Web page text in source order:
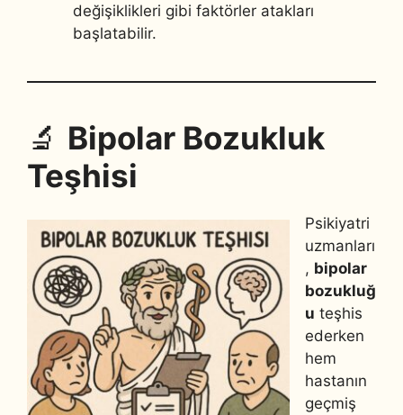
değişiklikleri gibi faktörler atakları
başlatabilir.
🔬 Bipolar Bozukluk
Teşhisi
Psikiyatri
uzmanları
, bipolar
bozukluğ
u teşhis
ederken
hem
hastanın
geçmiş